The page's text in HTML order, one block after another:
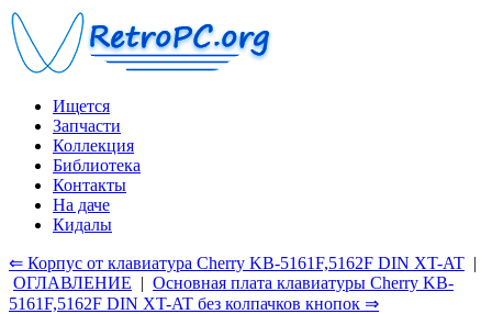
Ищется
Запчасти
Коллекция
Библиотека
Контакты
На даче
Кидалы
⇐ Корпус от клавиатура Cherry KB-5161F,5162F DIN XT-AT |
ОГЛАВЛЕНИЕ | Основная плата клавиатуры Cherry KB-
5161F,5162F DIN XT-AT без колпачков кнопок ⇒